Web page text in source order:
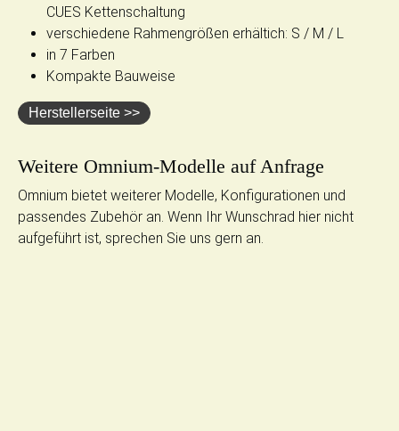
CUES Kettenschaltung
verschiedene Rahmengrößen erhältich: S / M / L
in 7 Farben
Kompakte Bauweise
Herstellerseite >>
Weitere Omnium-Modelle auf Anfrage
Omnium bietet weiterer Modelle, Konfigurationen und
passendes Zubehör an. Wenn Ihr Wunschrad hier nicht
aufgeführt ist, sprechen Sie uns gern an.